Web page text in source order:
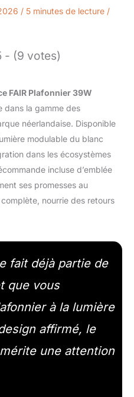
/ 5 minutes de lecture /
- (9 votes)
FAIR Plafonnier 39W
dans la gamme des
néerlandaise. Disponible
modulable du blanc
dans les écosystèmes
incluse d’emblée
ses promesses au
nourrie des retours
fait déjà partie de
que vous
à la lumière
affirmé, le
une attention